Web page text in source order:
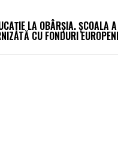
LA OBÂRȘIA. ȘCOALA
CU FONDURI